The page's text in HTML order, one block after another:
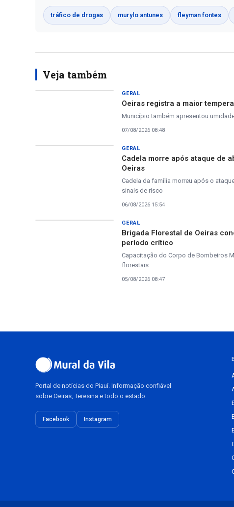
tráfico de drogas murylo antunes fleyman fontes
Veja também
GERAL
Oeiras registra a maior
Município também apresentou
07/08/2026 08:48
GERAL
Cadela morre após ataque de
Oeiras
Cadela da família morreu após o
sinais de risco
06/08/2026 15:54
GERAL
Brigada Florestal de Oeiras
período crítico
Capacitação do Corpo de Bombeiros
florestais
05/08/2026 08:47
Portal de notícias do Piauí. Informação confiável
sobre Oeiras, Teresina e todo o estado.
Facebook Instagram